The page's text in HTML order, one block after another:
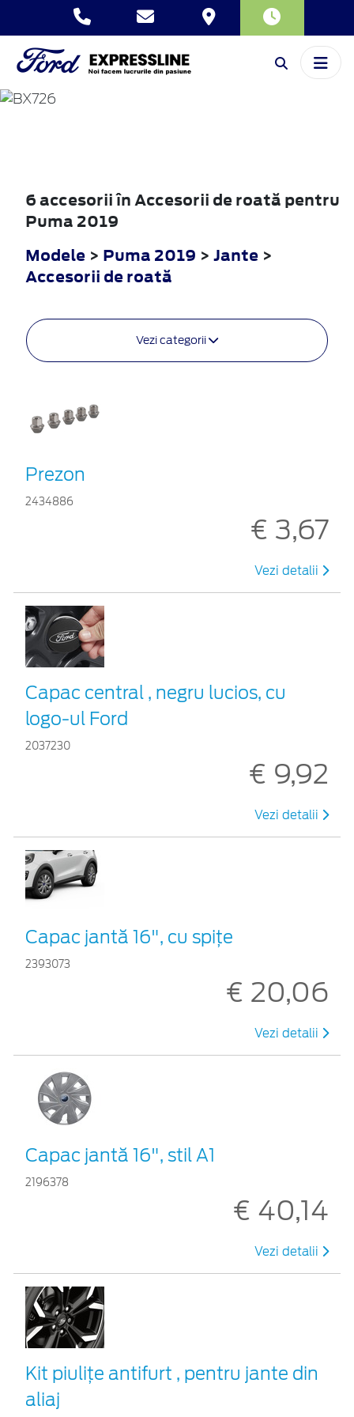
PUMA
6 accesorii în Accesorii de roată pentru
Puma 2019
Modele > Puma 2019 > Jante >
Accesorii de roată
Vezi categorii
Prezon
2434886
€ 3,67
Vezi detalii
Capac central , negru lucios, cu
logo-ul Ford
2037230
€ 9,92
Vezi detalii
Capac jantă 16", cu spițe
2393073
€ 20,06
Vezi detalii
Capac jantă 16", stil A1
2196378
€ 40,14
Vezi detalii
Kit piuliţe antifurt , pentru jante din
aliaj